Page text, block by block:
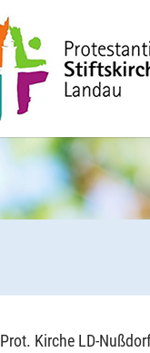
Prot. Kirche LD-